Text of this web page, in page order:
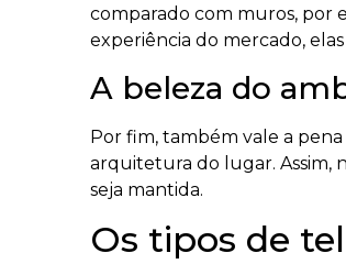
comparado com muros, por
experiência do mercado,
A beleza do
Por fim, também vale a
arquitetura do lugar. Assim,
seja mantida.
Os tipos de